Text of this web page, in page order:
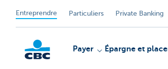
Entreprendre Particuliers Private Banking
Payer Épargne et